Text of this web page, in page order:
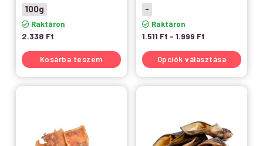
100g
Raktáron
2.338 Ft
Kosárba teszem
-
Raktáron
1.511 Ft - 1.999 Ft
Opciók választása